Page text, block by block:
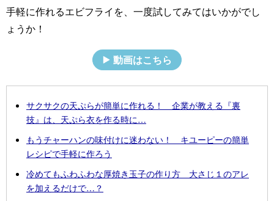
手軽に作れるエビフライを、一度試してみてはいかがでし
ょうか！
動画はこちら
サクサクの天ぷらが簡単に作れる！ 企業が教える『裏
技』は、天ぷら衣を作る時に…
もうチャーハンの味付けに迷わない！ キユーピーの簡単
レシピで手軽に作ろう
冷めてもふわふわな厚焼き玉子の作り方 大さじ１のアレ
を加えるだけで…？